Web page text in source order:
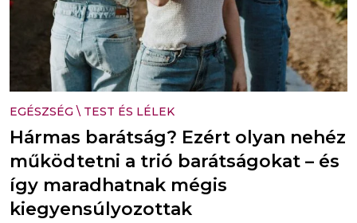
EGÉSZSÉG \ TEST ÉS LÉLEK
Hármas barátság? Ezért olyan nehéz
működtetni a trió barátságokat – és
így maradhatnak mégis
kiegyensúlyozottak